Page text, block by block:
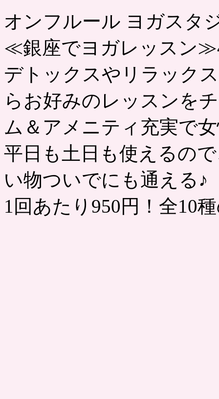
オンフルール ヨガスタ
≪銀座でヨガレッスン
デトックスやリラック
らお好みのレッスンを
ム＆アメニティ充実で
平日も土日も使えるの
い物ついでにも通える♪
1回あたり950円！全10